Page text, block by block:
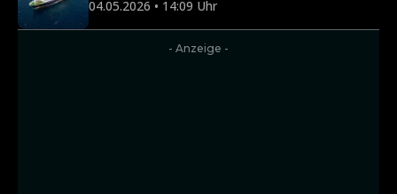
04.05.2026 • 14:09 Uhr
- Anzeige -